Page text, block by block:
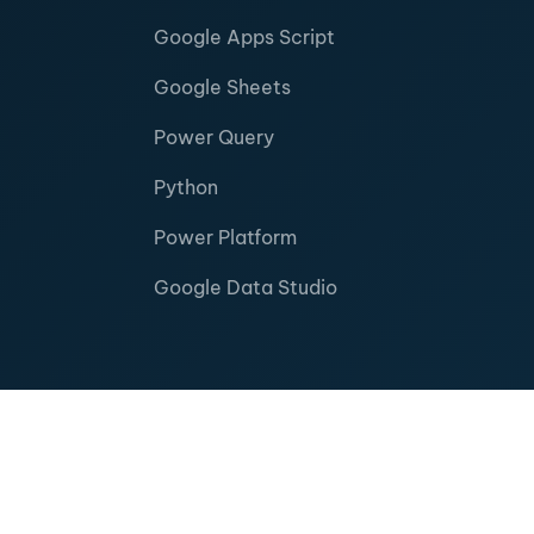
Google Apps Script
Google Sheets
Power Query
Python
Power Platform
Google Data Studio